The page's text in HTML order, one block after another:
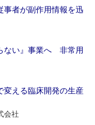
事者が副作用情報を迅
ない』事業へ 非常用
変える臨床開発の生産
会社